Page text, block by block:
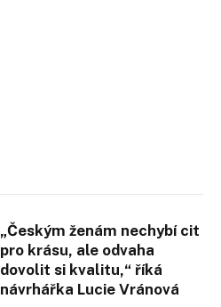
„Českým ženám nechybí cit
pro krásu, ale odvaha
dovolit si kvalitu,“ říká
návrhářka Lucie Vránová